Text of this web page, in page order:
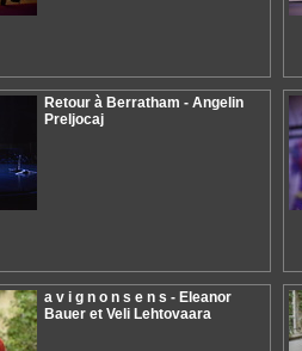
Retour à Berratham - Angelin
Preljocaj
a v i g n o n s e n s - Eleanor
Bauer et Veli Lehtovaara